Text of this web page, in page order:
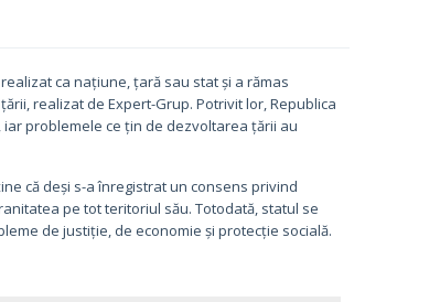
ca națiune, țară sau stat și a rămas
realizat de Expert-Grup. Potrivit lor, Republica
problemele ce țin de dezvoltarea țării au
că deși s-a înregistrat un consens privind
pe tot teritoriul său. Totodată, statul se
de justiție, de economie și protecție socială.